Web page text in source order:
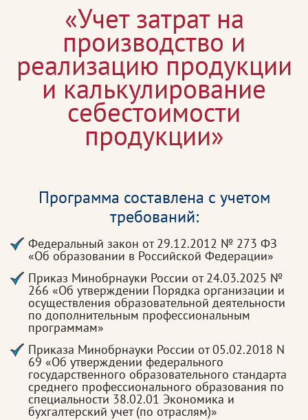
«Учет затрат на
производство и
реализацию продукции
и калькулирование
себестоимости
продукции»
Программа составлена с учетом
требований:
Федеральный закон от 29.12.2012 № 273 ФЗ
«Об образовании в Российской Федерации»
Приказ Минобрнауки России от 24.03.2025 №
266 «Об утверждении Порядка организации и
осуществления образовательной деятельности
по дополнительным профессиональным
программам»
Приказа Минобрнауки России от 05.02.2018 N
69 «Об утверждении федерального
государственного образовательного стандарта
среднего профессионального образования по
специальности 38.02.01 Экономика и
бухгалтерский учет (по отраслям)»